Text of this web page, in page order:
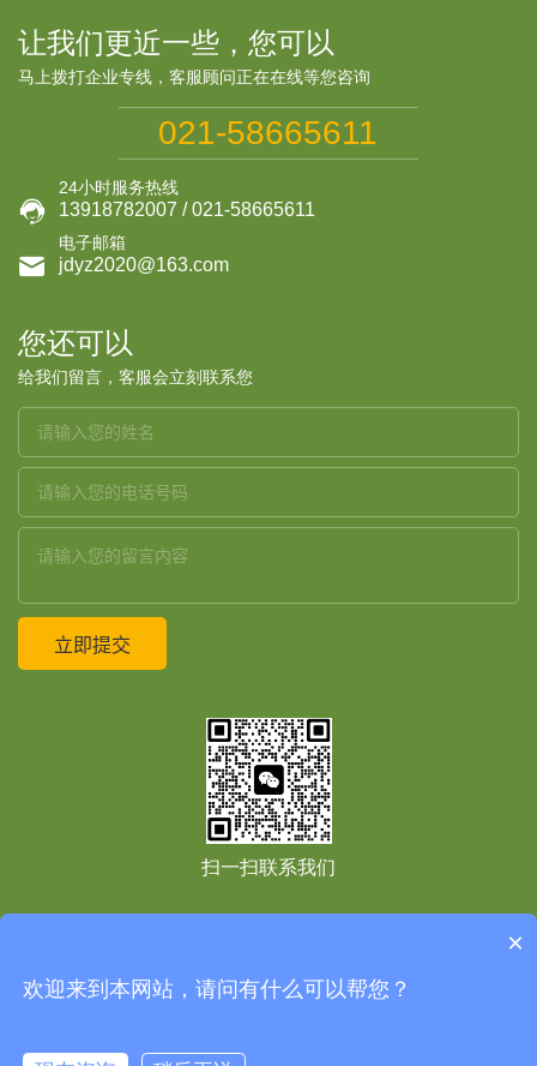
让我们更近一些，您可以
马上拨打企业专线，客服顾问正在在线等您咨询
021-58665611

24小时服务热线
13918782007 / 021-58665611

电子邮箱
jdyz2020@163.com
您还可以
给我们留言，客服会立刻联系您
扫一扫联系我们
责声明
网站地图 网站地图
沪ICP备2020037985号-1
×
欢迎来到本网站，请问有什么可以帮您？